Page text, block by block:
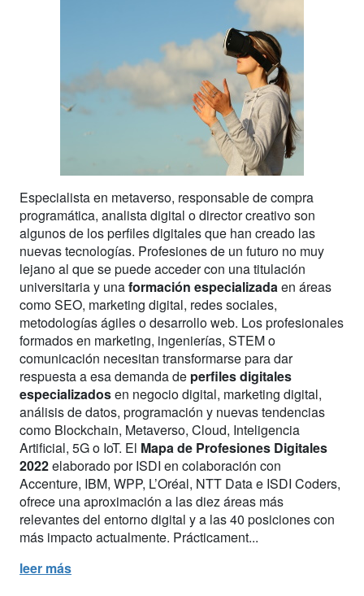
Especialista en metaverso, responsable de compra
programática, analista digital o director creativo son
algunos de los perfiles digitales que han creado las
nuevas tecnologías. Profesiones de un futuro no muy
lejano al que se puede acceder con una titulación
universitaria y unaformación especializada en áreas
como SEO, marketing digital, redes sociales,
metodologías ágiles o desarrollo web. Los profesionales
formados en marketing, ingenierías, STEM o
comunicación necesitan transformarse para dar
respuesta a esa demanda de perfiles digitales
especializadosen negocio digital, marketing digital,
análisis de datos, programación y nuevas tendencias
como Blockchain, Metaverso, Cloud, Inteligencia
Artificial, 5G o IoT. El Mapa de Profesiones Digitales
2022elaborado por ISDI en colaboración con
Accenture, IBM, WPP, L’Oréal, NTT Data e ISDI Coders,
ofrece una aproximación a las diez áreas más
relevantes del entorno digital y a las 40 posiciones con
más impacto actualmente. Prácticament...
leer más